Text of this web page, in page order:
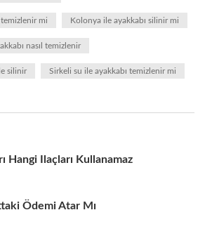
mi Kolonya ile ayakkabı silinir mi
nasıl temizlenir
silinir Sirkeli su ile ayakkabı temizlenir mi
Hangi Ilaçları Kullanamaz
Ödemi Atar Mı